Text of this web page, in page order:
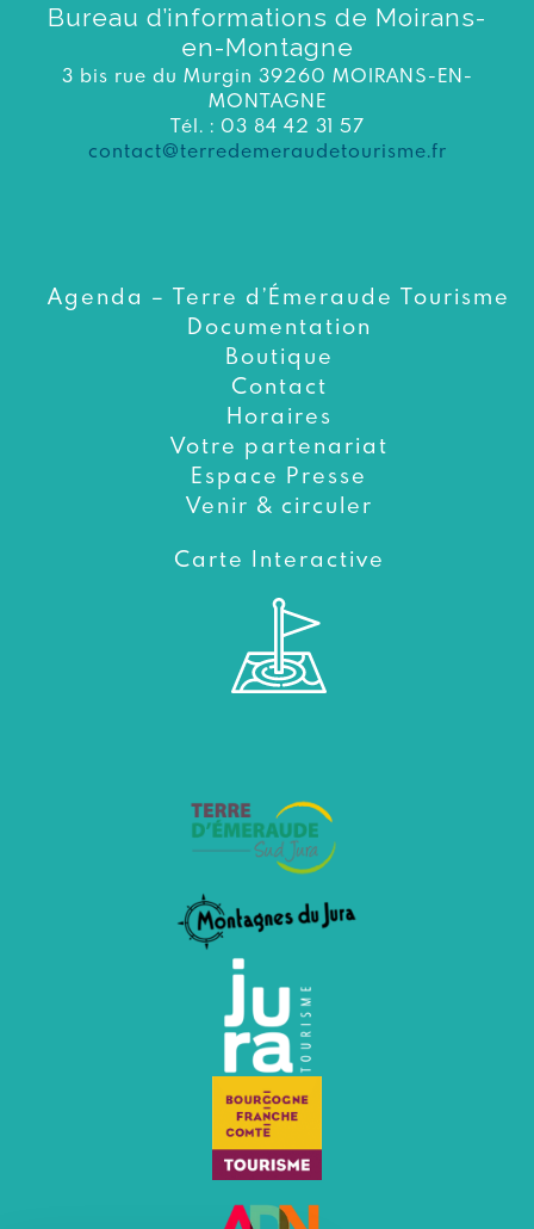
Bureau d’informations de Moirans-
en-Montagne
3 bis rue du Murgin 39260 MOIRANS-EN-
MONTAGNE
Tél. : 03 84 42 31 57
contact@terredemeraudetourisme.fr
Agenda – Terre d’Émeraude Tourisme
Documentation
Boutique
Contact
Horaires
Votre partenariat
Espace Presse
Venir & circuler
Carte Interactive